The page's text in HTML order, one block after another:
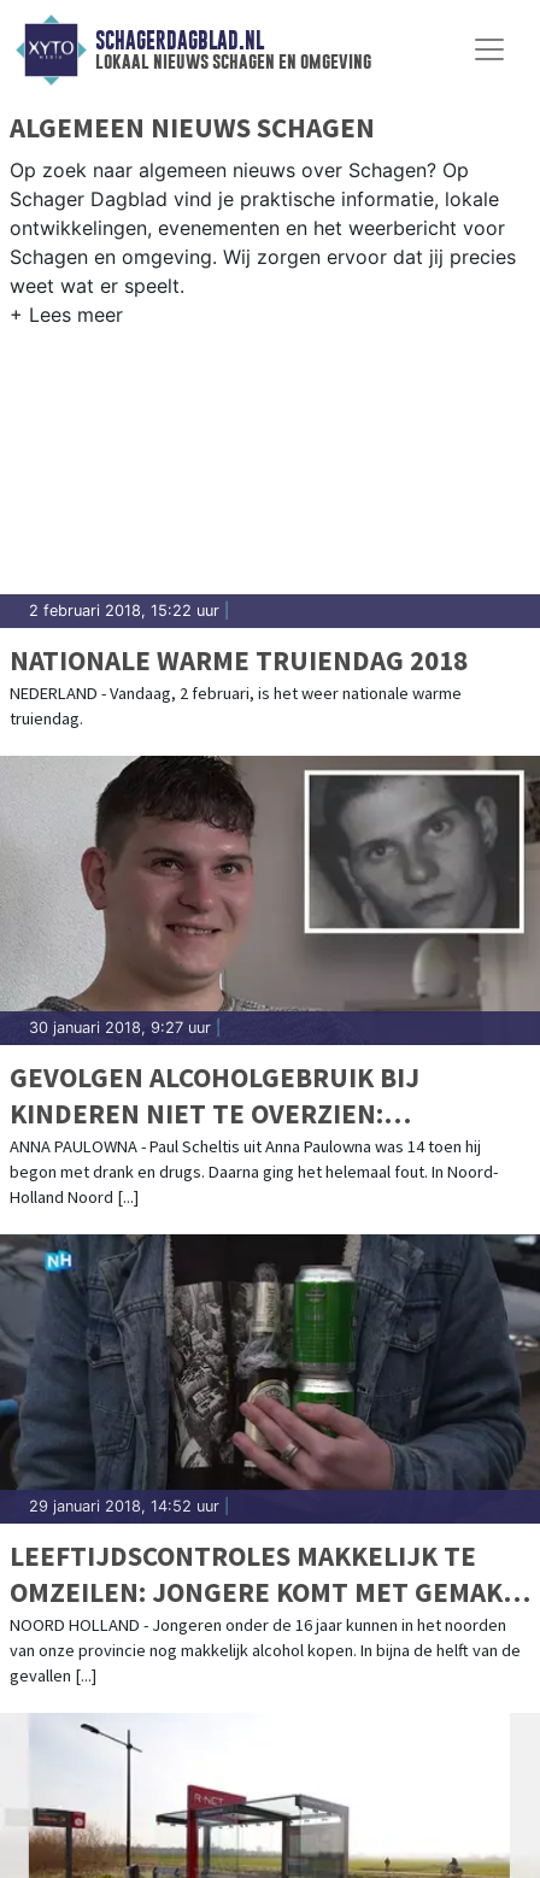
SCHAGERDAGBLAD.NL
lokaal nieuws schagen en omgeving
ALGEMEEN NIEUWS SCHAGEN
Op zoek naar algemeen nieuws over Schagen? Op
Schager Dagblad vind je praktische informatie, lokale
ontwikkelingen, evenementen en het weerbericht voor
Schagen en omgeving. Wij zorgen ervoor dat jij precies
weet wat er speelt.
2 februari 2018, 15:22 uur
NATIONALE WARME TRUIENDAG 2018
NEDERLAND - Vandaag, 2 februari, is het weer nationale warme
truiendag.
30 januari 2018, 9:27 uur
GEVOLGEN ALCOHOLGEBRUIK BIJ
KINDEREN NIET TE OVERZIEN:
"VERSLAVING WAS EEN HEL"
ANNA PAULOWNA - Paul Scheltis uit Anna Paulowna was 14 toen hij
begon met drank en drugs. Daarna ging het helemaal fout. In Noord-
Holland Noord [...]
29 januari 2018, 14:52 uur
LEEFTIJDSCONTROLES MAKKELIJK TE
OMZEILEN: JONGERE KOMT MET GEMAK
AAN ALCOHOL
NOORD HOLLAND - Jongeren onder de 16 jaar kunnen in het noorden
van onze provincie nog makkelijk alcohol kopen. In bijna de helft van de
gevallen [...]